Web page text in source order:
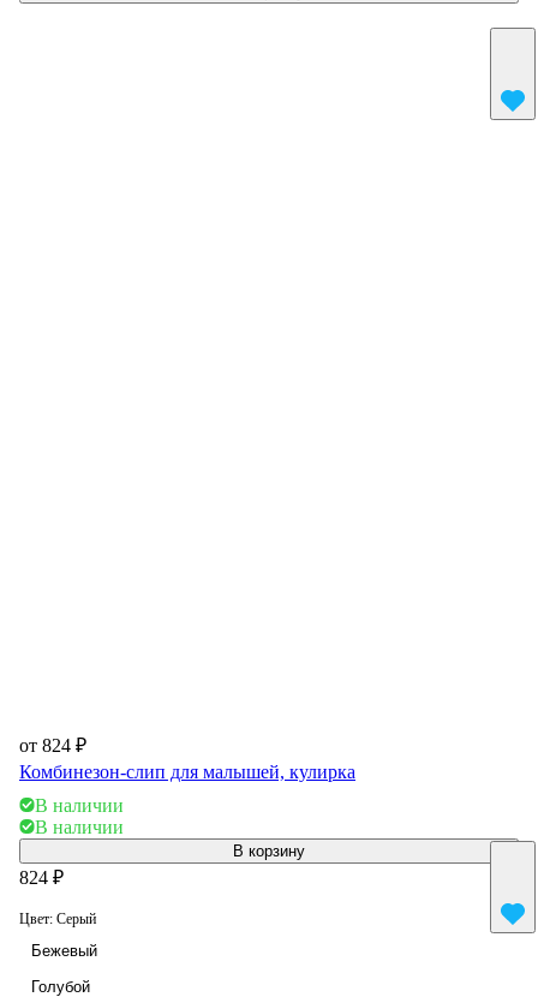
от 824 ₽
Комбинезон-слип для малышей, кулирка
В наличии
В наличии
В корзину
824 ₽
Цвет: Серый
Бежевый
Голубой